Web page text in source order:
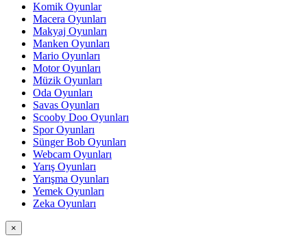
Komik Oyunlar
Macera Oyunları
Makyaj Oyunları
Manken Oyunları
Mario Oyunları
Motor Oyunları
Müzik Oyunları
Oda Oyunları
Savas Oyunları
Scooby Doo Oyunları
Spor Oyunları
Sünger Bob Oyunları
Webcam Oyunları
Yarış Oyunları
Yarışma Oyunları
Yemek Oyunları
Zeka Oyunları
×